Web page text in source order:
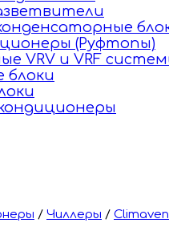
(Руфтопы)
VRV и VRF
блоки
/ Чиллеры /